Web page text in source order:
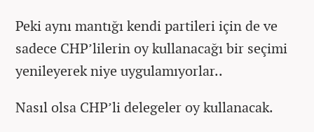
Peki aynı mantığı kendi partileri için de ve
sadece CHP’lilerin oy kullanacağı bir seçimi
yenileyerek niye uygulamıyorlar..
Nasıl olsa CHP’li delegeler oy kullanacak.